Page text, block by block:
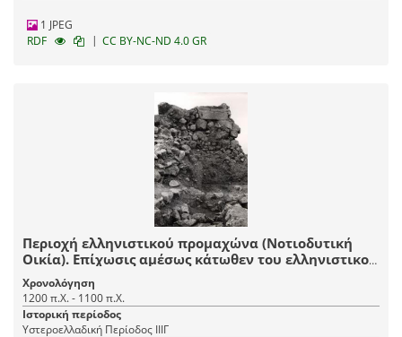
1 JPEG
RDF
| CC BY-NC-ND 4.0 GR
Περιοχή ελληνιστικού προμαχώνα (Νοτιοδυτική
Οικία). Επίχωσις αμέσως κάτωθεν του ελληνιστικού
λουτήρος. λ, στόμιον δεξαμενής. α, θέσις
τοιχογραφίας. β, το υπό την τοιχογραφίαν πρώρον
δάπεδον. γ, τρίτον ΥΕ ΙΙΙΓ δάπεδον.
Χρονολόγηση
1200 π.Χ. - 1100 π.Χ.
Ιστορική περίοδος
Υστεροελλαδική Περίοδος ΙΙΙΓ